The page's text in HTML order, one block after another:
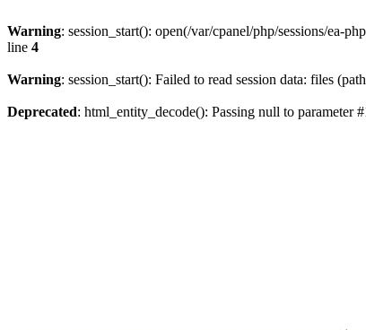
Warning: session_start(): open(/var/cpanel/php/sessions/ea-
line 4
Warning: session_start(): Failed to read session data: files
Deprecated: html_entity_decode(): Passing null to parameter